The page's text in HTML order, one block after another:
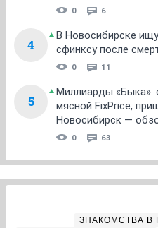
0 6
4
В Новосибирске
сфинксу после
0 11
5
Миллиарды «Быка»:
мясной FixPrice,
Новосибирск —
0 63
ЗНАКОМСТВА В